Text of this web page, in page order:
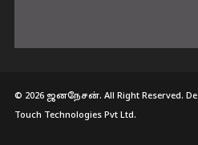
© 2026 ஜனநேசன். All Right Reserved.
Touch Technologies Pvt Ltd.